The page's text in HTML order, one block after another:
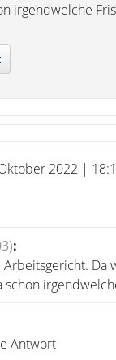
irgendwelche
2022 |
:
Da
schon
Antwort